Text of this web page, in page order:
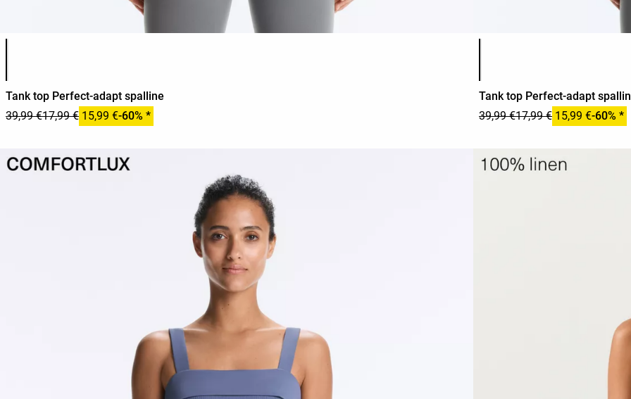
Elenco dei colori del prodotto
Tank top Perfect-adapt spalline
39,99 €17,99 € 15,99 €-60% *
Elenco dei colori del prodotto
Tank top Perfect-adapt
39,99 €17,99 € 15,99 €-60% *